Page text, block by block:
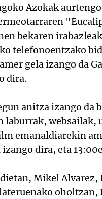
Azokak
bekaren
telefonoentzako
gela izango da
dira.
anitza izango
laburrak,
emanaldiarekin
dira, eta
Mikel
oholtzan,